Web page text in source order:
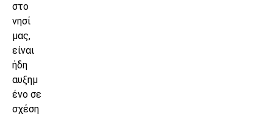
στο
νησί
μας,
είναι
ήδη
αυξημ
ένο σε
σχέση